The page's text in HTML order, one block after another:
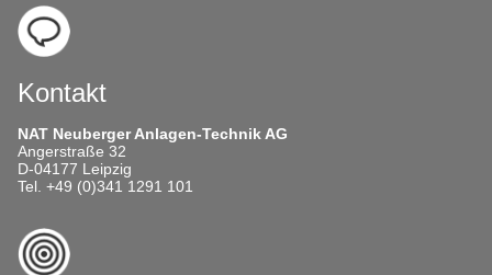
Kontakt
NAT Neuberger Anlagen-Technik AG
Angerstraße 32
D-04177 Leipzig
Tel. +49 (0)341 1291 101